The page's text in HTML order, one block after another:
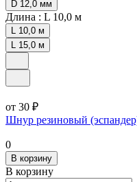
D 12,0 мм
Длина : L 10,0 м
L 10,0 м
L 15,0 м
от 30 ₽
Шнур резиновый
0
В корзину
В корзину